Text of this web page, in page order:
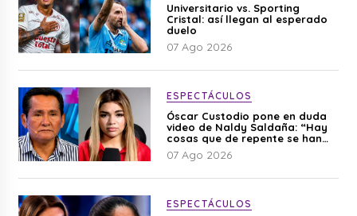
Universitario vs. Sporting
Cristal: así llegan al esperado
duelo
07 Ago 2026
ESPECTÁCULOS
Óscar Custodio pone en duda
video de Naldy Saldaña: “Hay
cosas que de repente se han
editado”
07 Ago 2026
ESPECTÁCULOS